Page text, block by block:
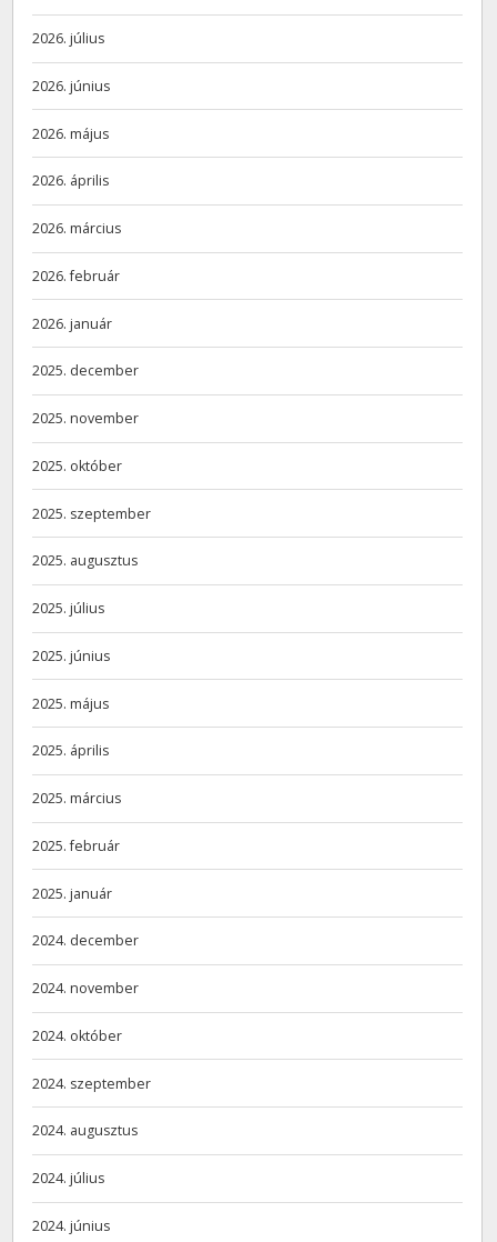
2026. július
2026. június
2026. május
2026. április
2026. március
2026. február
2026. január
2025. december
2025. november
2025. október
2025. szeptember
2025. augusztus
2025. július
2025. június
2025. május
2025. április
2025. március
2025. február
2025. január
2024. december
2024. november
2024. október
2024. szeptember
2024. augusztus
2024. július
2024. június